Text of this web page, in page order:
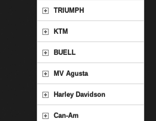
TRIUMPH
KTM
BUELL
MV Agusta
Harley Davidson
Can-Am